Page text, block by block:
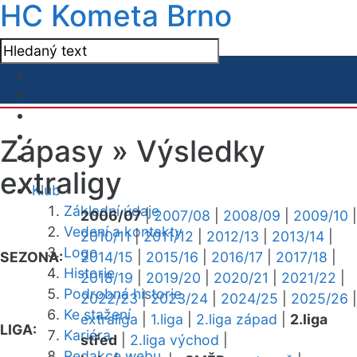
HC Kometa Brno
Klub
Základní údaje
Vedení a kontakty
Logo
Historie
Podrobná historie
Ke stažení
Kariéra
Zápasy » Výsledky
extraligy
SEZONA:
2006/07|2007/08 2008/09 2009/10
2010/11|2011/12 2012/13 2013/14
2014/15
2015/16 2016/17 2017/18
2018/19
2019/20 2020/21 2021/22
2022/23|2023/24 2024/25 2025/26
LIGA:
extraliga 1.liga 2.liga západ
2.liga
střed
2.liga východ